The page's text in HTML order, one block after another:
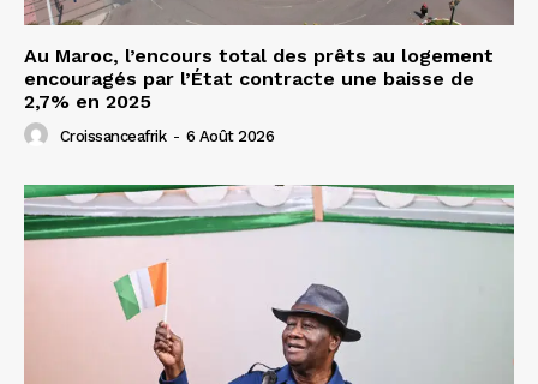
Au Maroc, l’encours total des prêts au logement
encouragés par l’État contracte une baisse de
2,7% en 2025
Croissanceafrik - 6 Août 2026